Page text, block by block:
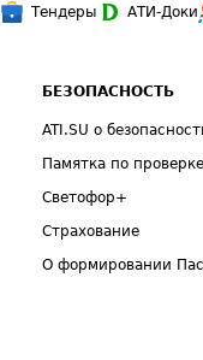
Тендеры АТИ-Доки
БЕЗОПАСНОСТЬ
ATI.SU о
Памятка по
Светофор+
Страхование
О формировании